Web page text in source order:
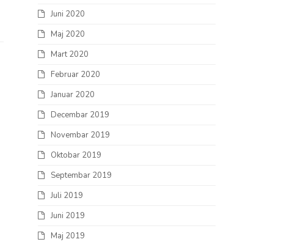
Juni 2020
Maj 2020
Mart 2020
Februar 2020
Januar 2020
Decembar 2019
Novembar 2019
Oktobar 2019
Septembar 2019
Juli 2019
Juni 2019
Maj 2019